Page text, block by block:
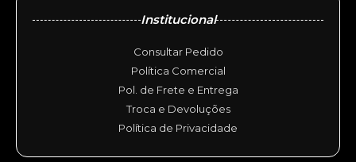
Institucional
Consultar Pedido
Política Comercial
Pol. de Frete e Entrega
Troca e Devoluções
Política de Privacidade